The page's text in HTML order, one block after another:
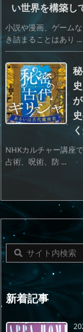
い世界を構築し
小説や漫画、ゲーム
き詰まることはあり ...
NHKカルチャー講座
占術、呪術、防 ...
新着記事